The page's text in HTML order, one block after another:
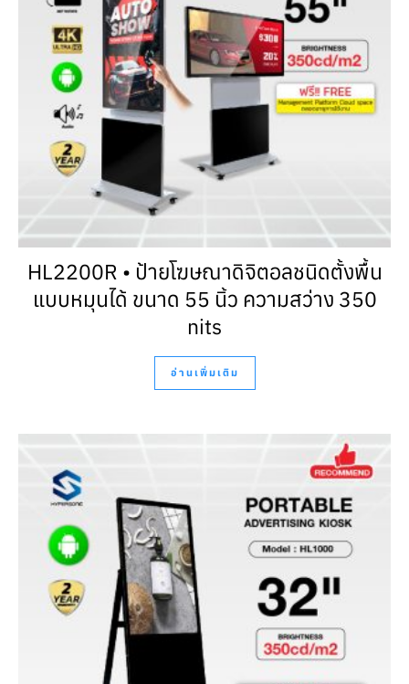
HL2200R • ป้ายโฆษณาดิจิตอลชนิดตั้งพื้น
แบบหมุนได้ ขนาด 55 นิ้ว ความสว่าง 350
nits
อ่านเพิ่มเติม